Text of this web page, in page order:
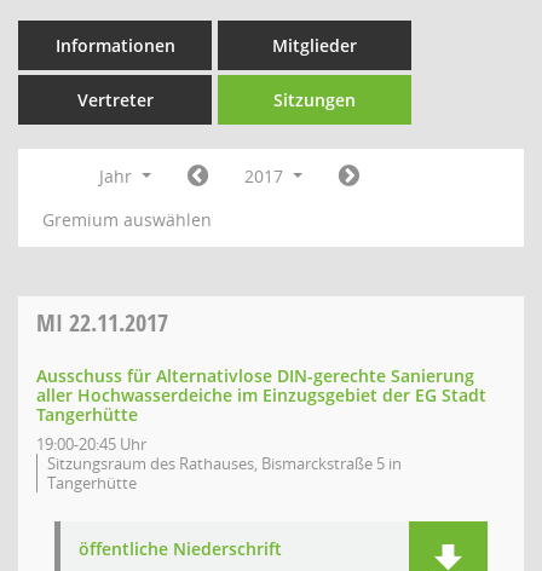
Informationen Mitglieder
Vertreter Sitzungen
Jahr
2017
Gremium auswählen
MI 22.11.2017
Ausschuss für Alternativlose DIN-gerechte Sanierung
aller Hochwasserdeiche im Einzugsgebiet der EG Stadt
Tangerhütte
19:00-20:45 Uhr
Sitzungsraum des Rathauses, Bismarckstraße 5 in
Tangerhütte
öffentliche Niederschrift